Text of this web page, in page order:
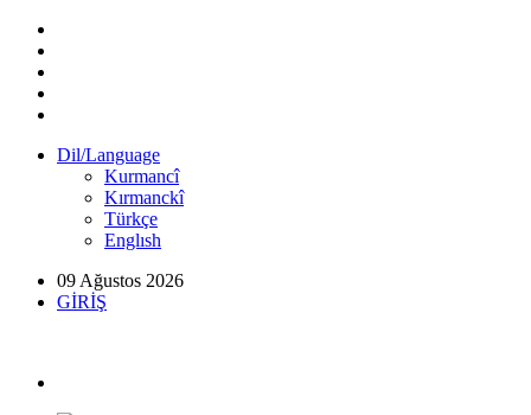
Dil/Language
Kurmancî
Kırmanckî
Türkçe
Englısh
09 Ağustos 2026
GİRİŞ